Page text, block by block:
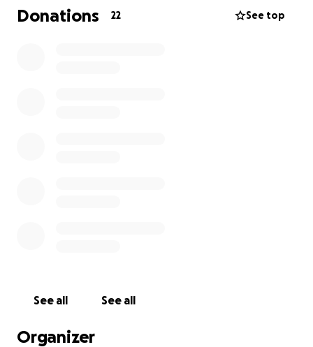
entourée de ses fils, de son mari, de ses petits
Donations 22 See top
See all See all
Organizer